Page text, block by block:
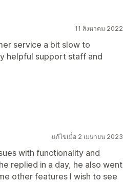
11 สิงหาคม 2022
service a bit slow to
helpful support staff and
แก้ไขเมื่อ 2 เมษายน 2023
with functionality and
replied in a day, he also went
other features I wish to see